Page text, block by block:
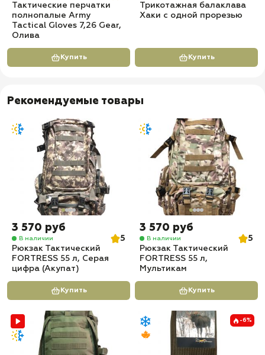
Тактические перчатки
полнопалые Army
Tactical Gloves 7,26 Gear,
Олива
Купить
Трикотажная балаклава
Хаки с одной прорезью
Купить
Рекомендуемые товары
3 570 руб
В наличии
5
Рюкзак Тактический
FORTRESS 55 л, Серая
цифра (Акупат)
Купить
3 570 руб
В наличии
5
Рюкзак Тактический
FORTRESS 55 л,
Мультикам
Купить
-6%